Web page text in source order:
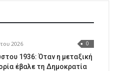
2026 0
1936: Όταν η μεταξική
έβαλε τη Δημοκρατία